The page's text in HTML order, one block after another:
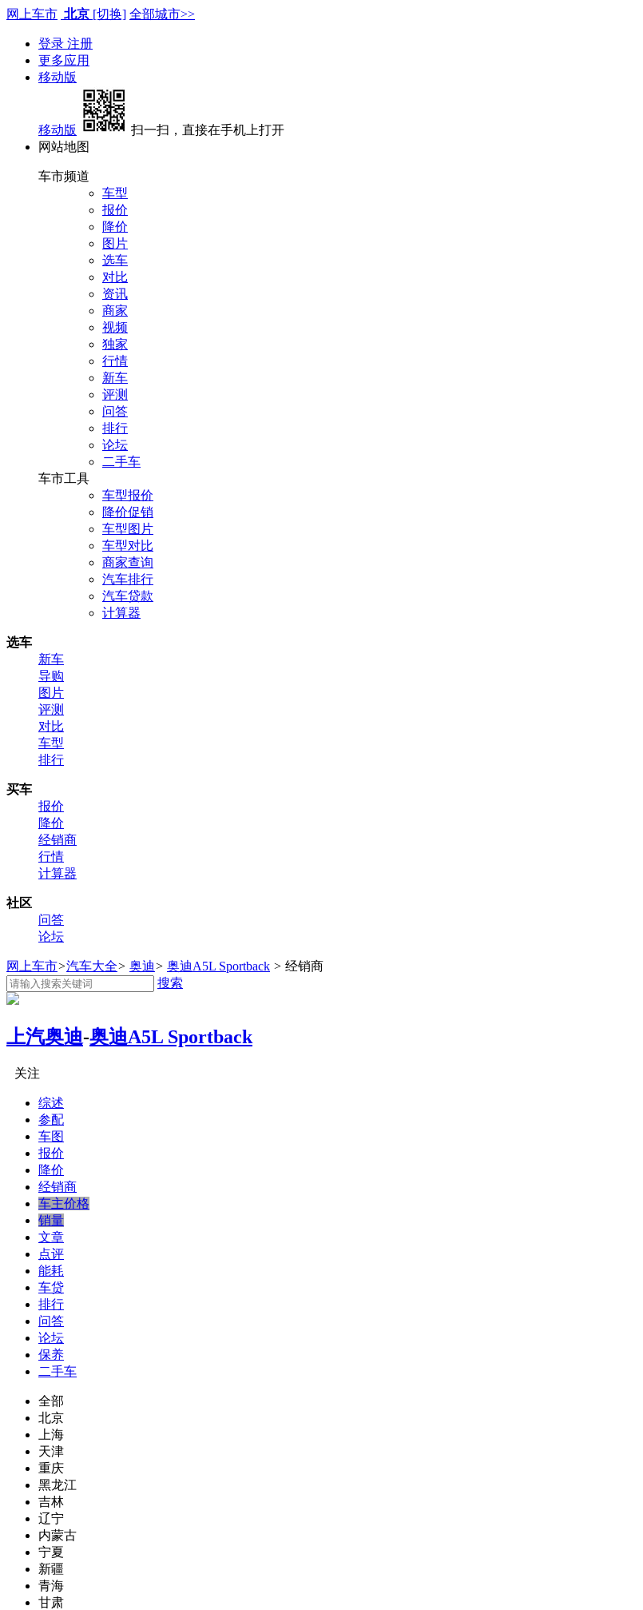
网上车市 北京 [切换] 全部城市>>
登录 注册
更多应用
移动版
移动版
扫一扫，直接在手机上打开
网站地图
车市频道
车型
报价
降价
图片
选车
对比
资讯
商家
视频
独家
行情
新车
评测
问答
排行
论坛
二手车
车市工具
车型报价
降价促销
车型图片
车型对比
商家查询
汽车排行
汽车贷款
计算器
选车
新车
导购
图片
评测
对比
车型
排行
买车
报价
降价
经销商
行情
计算器
社区
问答
论坛
网上车市>汽车大全> 奥迪> 奥迪A5L Sportback > 经销商
搜索
上汽奥迪-奥迪A5L Sportback
关注
综述
参配
车图
报价
降价
经销商
车主价格
销量
文章
点评
能耗
车贷
排行
问答
论坛
保养
二手车
全部
北京
上海
天津
重庆
黑龙江
吉林
辽宁
内蒙古
宁夏
新疆
青海
甘肃